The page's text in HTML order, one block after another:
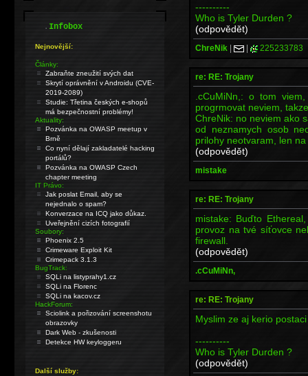
----------
Who is Tyler Durden ?
(odpovědět)
ChreNik | | 225233783
re: RE: Trojany
.cCuMiNn,: o tom
progrmovat neviem,
ChreNik: no neviem ako
od neznamych osob
prilohy neotvaram, len
(odpovědět)
mistake
re: RE: Trojany
mistake: Buďto
provoz na tvé síťovce
firewall.
(odpovědět)
.cCuMiNn,
re: RE: Trojany
Myslim ze aj kerio
----------
Who is Tyler Durden ?
(odpovědět)
.Infobox
Nejnovější:
Články:
Zabraňte zneužití svých dat
Skrytí oprávnění v Androidu (CVE-
2019-2089)
Studie: Třetina českých e-shopů
má bezpečnostní problémy!
Aktuality:
Pozvánka na OWASP meetup v
Brně
Co nyní dělají zakladatelé hacking
portálů?
Pozvánka na OWASP Czech
chapter meeting
IT Právo:
Jak poslat Email, aby se
nejednalo o spam?
Konverzace na ICQ jako důkaz.
Uveřejnění cizích fotografií
Soubory:
Phoenix 2.5
Crimeware Exploit Kit
Crimepack 3.1.3
BugTrack:
SQLi na listyprahy1.cz
SQLi na Florenc
SQLi na kacov.cz
HackForum:
Sciolink a pořizování screenshotu
obrazovky
Dark Web - zkušenosti
Detekce HW keyloggeru
Další služby: